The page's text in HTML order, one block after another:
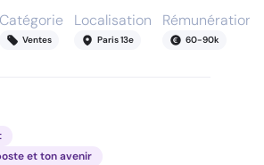
Catégorie
Ventes
Localisation
Paris 13e
Rémunération
60-90k
et ton avenir